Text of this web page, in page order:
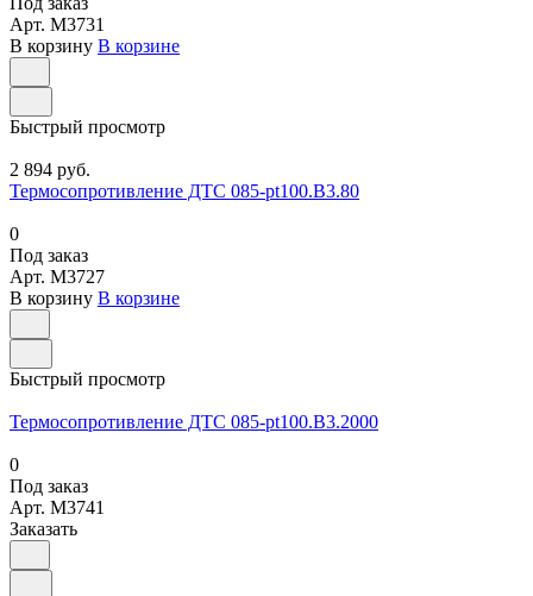
Арт. M3731
В корзину В корзине
Быстрый просмотр
2 894 руб.
Термосопротивление ДТС 085-pt100.В3.80
0
Под заказ
Арт. M3727
В корзину В корзине
Быстрый просмотр
Термосопротивление ДТС 085-pt100.В3.2000
0
Под заказ
Арт. M3741
Заказать